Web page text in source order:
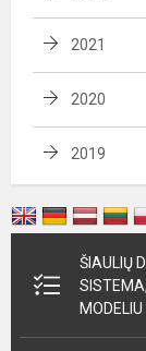
2021
2020
2019
ŠIAULIŲ